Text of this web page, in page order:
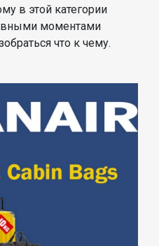
в этой категории
моментами
что к чему.